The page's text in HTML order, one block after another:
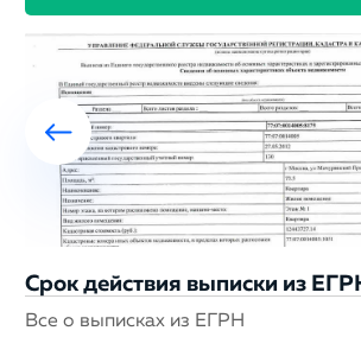
Срок действия выписки из
Все о выписках из ЕГРН